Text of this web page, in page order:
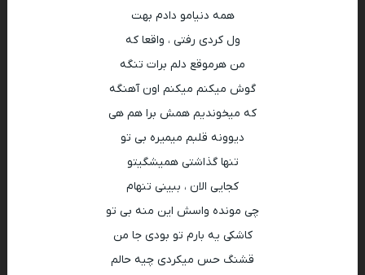
همه دنیامو دادم بهت
ول کردی رفتی ، واقعا که
من هرموقع دلم برات تنگه
گوش میکنم میکنم اون آهنگه
که میخوندیم همش برا هم هی
دیوونه قلبم میمیره بی تو
تنها گذاشتی همیشگیتو
کجایی الان ، ببینی تنهام
چی مونده واسش این منه بی تو
کاشکی یه بارم تو بودی جا من
قشنگ حس میکردی چیه حالم